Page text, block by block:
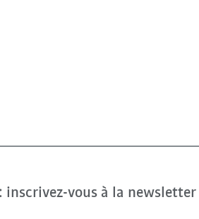
vous à la newsletter